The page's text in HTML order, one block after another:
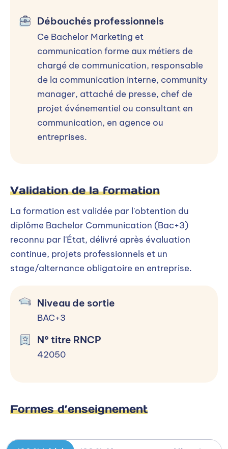
Débouchés professionnels
Ce Bachelor Marketing et
communication forme aux métiers de
chargé de communication, responsable
de la communication interne, community
manager, attaché de presse, chef de
projet événementiel ou consultant en
communication, en agence ou
entreprises.
Validation de la formation
La formation est validée par l'obtention du
diplôme Bachelor Communication (Bac+3)
reconnu par l'État, délivré après évaluation
continue, projets professionnels et un
stage/alternance obligatoire en entreprise.
Niveau de sortie
BAC+3
N° titre RNCP
42050
Formes d’enseignement
Processus d’admission
Sélectionner un niveau d’entrée
BAC+2
Rentrée :Septembre 2026
Déroulement de l’admission
STEP 1 : Déposez votre candidature en
ligne STEP 2 : Entretien d'admission et
l'épreuve de créativité STEP 3 : Notre
Finalisation de l'inscription en ligne sur
notre portail MediaSchool.
Candidater
En initial les deux premières années : 7.800,00 €
En alternance, aucun frais de formation n’est à